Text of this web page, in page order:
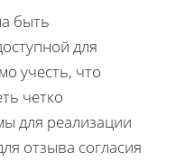
быть
для
учесть, что
четко
для реализации
отзыва согласия